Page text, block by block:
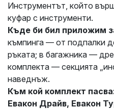
Инструментът, който
куфар с инструменти.
Къде би бил приложим
къмпинга — от подпалки
ръката; в багажника —
комплекта — секцията
наведнъж.
Към кой комплект
Евакон Драйв, Евакон